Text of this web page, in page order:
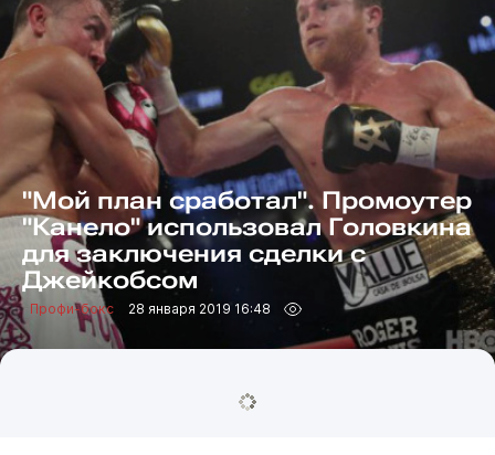
"Мой план сработал". Промоутер
"Канело" использовал Головкина
для заключения сделки с
Джейкобсом
Профи-бокс 28 января 2019 16:48